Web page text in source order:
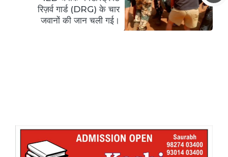
रिज़र्व गार्ड (DRG) के चार
जवानों की जान चली गई।